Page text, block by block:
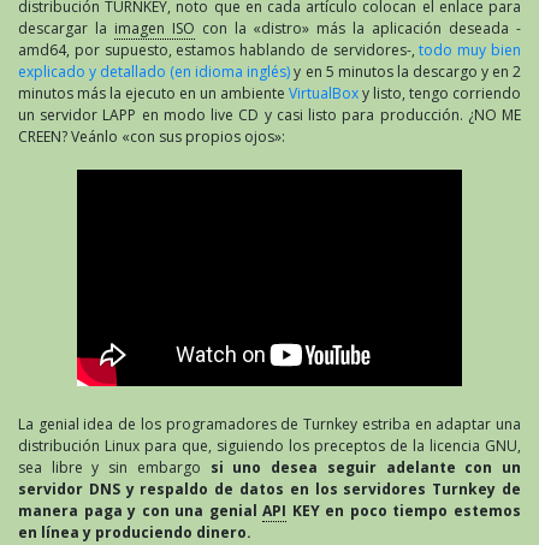
distribución TURNKEY, noto que en cada artículo colocan el enlace para
descargar la imagen ISO con la «distro» más la aplicación deseada -
amd64, por supuesto, estamos hablando de servidores-,todo muy bien
explicado y detallado (en idioma inglés)y en 5 minutos la descargo y en 2
minutos más la ejecuto en un ambiente VirtualBoxy listo, tengo corriendo
un servidor LAPP en modo live CD y casi listo para producción. ¿NO ME
CREEN? Veánlo «con sus propios ojos»:
La genial idea de los programadores de Turnkey estriba en adaptar una
distribución Linux para que, siguiendo los preceptos de la licencia GNU,
sea libre y sin embargo si uno desea seguir adelante con un
servidor DNS y respaldo de datos en los servidores Turnkey de
manera paga y con una genialAPI KEY en poco tiempo estemos
en línea y produciendo dinero.